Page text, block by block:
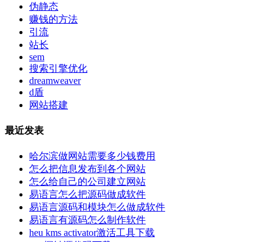
伪静态
赚钱的方法
引流
站长
sem
搜索引擎优化
dreamweaver
d盾
网站搭建
最近发表
哈尔滨做网站需要多少钱费用
怎么把信息发布到各个网站
怎么给自己的公司建立网站
易语言怎么把源码做成软件
易语言源码和模块怎么做成软件
易语言有源码怎么制作软件
heu kms activator激活工具下载